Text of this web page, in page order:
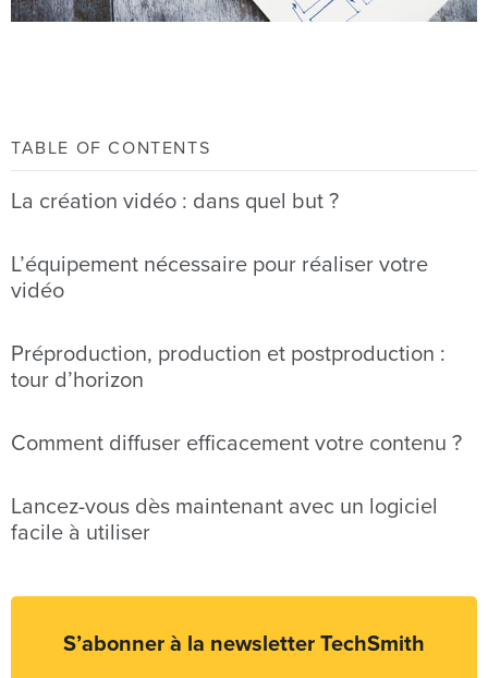
TABLE OF CONTENTS
La création vidéo : dans quel but ?
L’équipement nécessaire pour réaliser votre
vidéo
Préproduction, production et postproduction :
tour d’horizon
Comment diffuser efficacement votre contenu ?
Lancez-vous dès maintenant avec un logiciel
facile à utiliser
S’abonner à la newsletter TechSmith